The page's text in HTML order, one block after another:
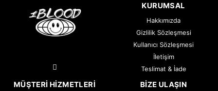
KURUMSAL
Hakkımızda
Gizlilik Sözleşmesi
Kullanıcı Sözleşmesi
İletişim
Teslimat & İade
MÜŞTERI HIZMETLERI BIZE ULAŞIN